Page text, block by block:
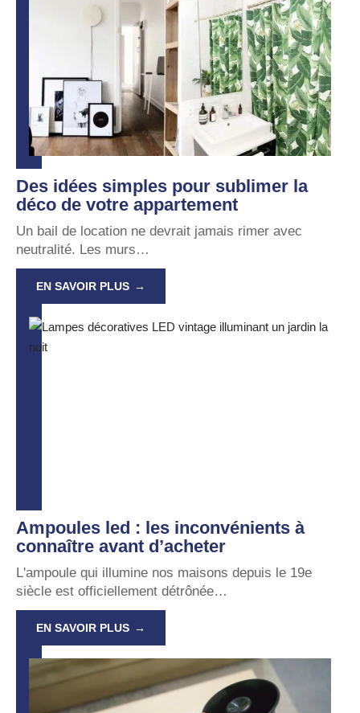
Des idées simples pour sublimer la
déco de votre appartement
Un bail de location ne devrait jamais rimer avec
neutralité. Les murs…
EN SAVOIR PLUS
Ampoules led : les inconvénients à
connaître avant d’acheter
L'ampoule qui illumine nos maisons depuis le 19e
siècle est officiellement détrônée…
EN SAVOIR PLUS